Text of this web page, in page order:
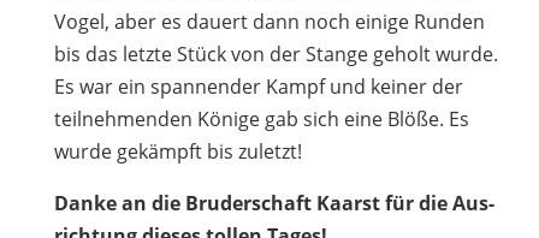
Vogel, aber es dau­ert dann noch einige Run­den
bis das letzte Stück von der Stange geholt wurde.
Es war ein span­nen­der Kampf und kei­ner der
teil­neh­men­den Könige gab sich eine Blöße. Es
wurde gekämpft bis zuletzt!
Danke an die Bru­der­schaft Kaarst für die Aus­